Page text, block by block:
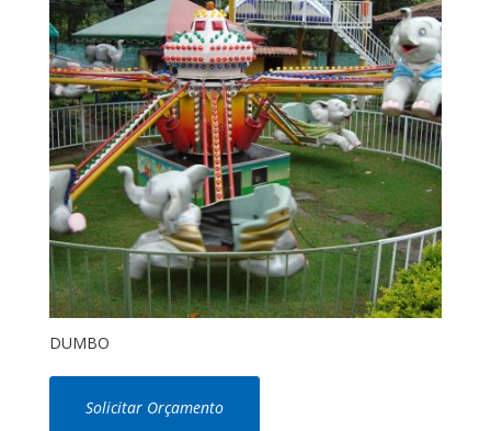
DUMBO
Solicitar Orçamento